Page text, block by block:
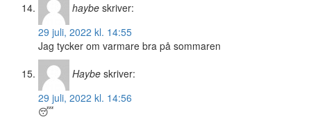
haybe skriver:
29 juli, 2022 kl. 14:55
Jag tycker om varmare bra på sommaren
Haybe skriver:
29 juli, 2022 kl. 14:56
😴